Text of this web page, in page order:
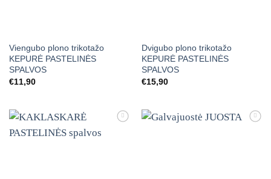
Viengubo plono trikotažo
KEPURĖ PASTELINĖS
SPALVOS
€11,90
Dvigubo plono trikotažo
KEPURĖ PASTELINĖS
SPALVOS
€15,90
Mėgstamiausias